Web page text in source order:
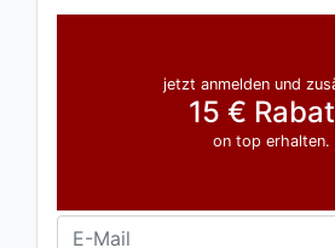
jetzt anmelden und
15 €
on top erhalten.